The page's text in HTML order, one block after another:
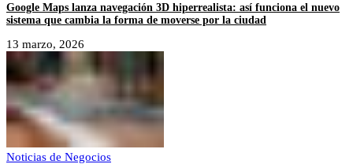
Google Maps lanza navegación 3D hiperrealista: así funciona el nuevo
sistema que cambia la forma de moverse por la ciudad
13 marzo, 2026
Noticias de Negocios